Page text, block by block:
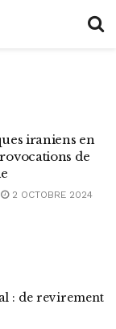
iraniens en
de
2 OCTOBRE 2024
: de revirement